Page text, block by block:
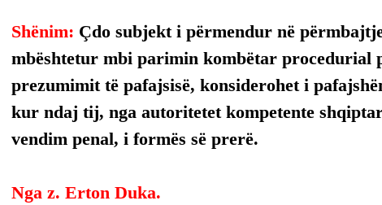
Shënim: Çdo subjekt i përmendur në
mbështetur mbi parimin kombëtar procedurial
prezumimit të pafajsisë, konsiderohet i
kur ndaj tij, nga autoritetet kompetente
vendim penal, i formës së prerë.
Nga z. Erton Duka.